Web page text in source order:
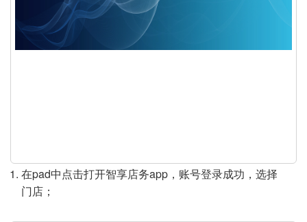
l
a
d
在pad中点击打开智享店务app，账号登录成功，选择
门店；